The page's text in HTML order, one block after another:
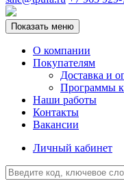
Показать меню
О компании
Покупателям
Доставка и
Программы
Наши работы
Контакты
Вакансии
Личный кабинет